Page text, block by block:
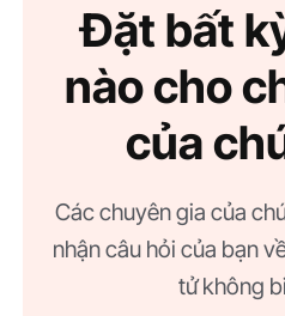
Đặt bất
nào cho
của
Các chuyên gia của
nhận câu hỏi của bạn
tử không